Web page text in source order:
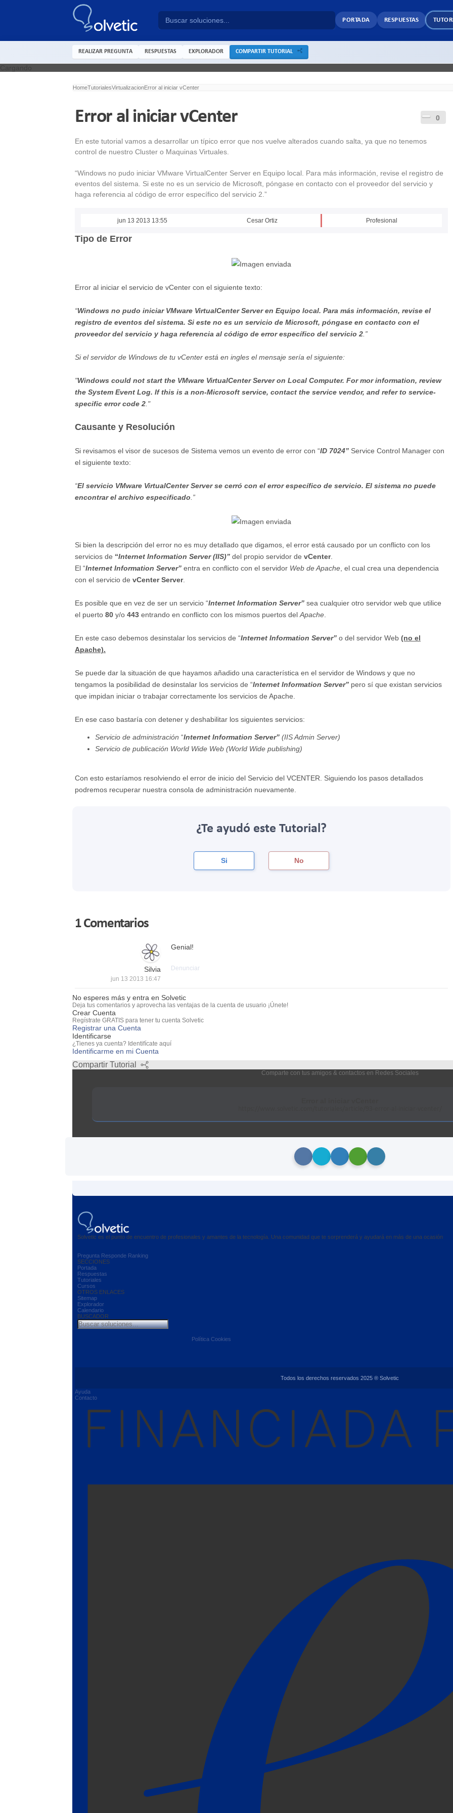
PORTADA RESPUESTAS
REALIZAR PREGUNTA RESPUESTAS EXPLORADOR COMPARTIR TUTORIAL
HomeTutorialesVirtualizacionError al iniciar vCenter
0
Error al iniciar vCenter
En este tutorial vamos a desarrollar un típico error que nos vuelve alterados cuando salta, ya que no tenemos
control de nuestro Cluster o Maquinas Virtuales.
“Windows no pudo iniciar VMware VirtualCenter Server en Equipo local. Para más información, revise el registro de
eventos del sistema. Si este no es un servicio de Microsoft, póngase en contacto con el proveedor del servicio y
haga referencia al código de error específico del servicio 2.”
jun 13 2013 13:55 Cesar Ortiz Profesional
Tipo de Error
Error al iniciar el servicio de vCenter con el siguiente texto:
“Windows no pudo iniciar VMware VirtualCenter Server en Equipo local. Para más información, revise el
registro de eventos del sistema. Si este no es un servicio de Microsoft, póngase en contacto con el
proveedor del servicio y haga referencia al código de error específico del servicio 2 .”
Si el servidor de Windows de tu vCenter está en ingles el mensaje sería el siguiente:
"Windows could not start the VMware VirtualCenter Server on Local Computer. For mor information, review
the System Event Log. If this is a non-Microsoft service, contact the service vendor, and refer to service-
specific error code 2 ."
Causante y Resolución
Si revisamos el visor de sucesos de Sistema vemos un evento de error con “ID 7024” Service Control Manager con
el siguiente texto:
“El servicio VMware VirtualCenter Server se cerró con el error específico de servicio. El sistema no puede
encontrar el archivo especificado .”
Si bien la descripción del error no es muy detallado que digamos, el error está causado por un conflicto con los
servicios de “Internet Information Server (IIS)” del propio servidor de vCenter.
El “Internet Information Server” entra en conflicto con el servidor Web de Apache , el cual crea una dependencia
con el servicio de vCenter Server.
Es posible que en vez de ser un servicio “Internet Information Server” sea cualquier otro servidor web que utilice
el puerto 80 y/o 443 entrando en conflicto con los mismos puertos del Apache
En este caso debemos desinstalar los servicios de “Internet Information Server” o del servidor Web (no el
Apache).
Se puede dar la situación de que hayamos añadido una característica en el servidor de Windows y que no
tengamos la posibilidad de desinstalar los servicios de “Internet Information Server” pero sí que existan servicios
que impidan iniciar o trabajar correctamente los servicios de Apache.
En ese caso bastaría con detener y deshabilitar los siguientes servicios:
Servicio de administración “Internet Information Server” (IIS Admin Server)
Servicio de publicación World Wide Web (World Wide publishing)
Con esto estaríamos resolviendo el error de inicio del Servicio del VCENTER. Siguiendo los pasos detallados
podremos recuperar nuestra consola de administración nuevamente.
¿Te ayudó este Tutorial?
Si No
1 Comentarios
Silvia
jun 13 2013 16:47
Genial!
Denunciar
No esperes más y entra en Solvetic
Deja tus comentarios y aprovecha las ventajas de la cuenta de usuario ¡Únete!
Crear Cuenta
Regístrate GRATIS para tener tu cuenta Solvetic
Registrar una Cuenta
Identificarse
¿Tienes ya cuenta? Identifícate aquí
Identificarme en mi Cuenta
Compartir Tutorial
Comparte con tus amigos & contactos en Redes Sociales
Solvetic es el punto de encuentro de profesionales y amantes de la tecnología. Una comunidad que te sorprenderá y ayudará en más de una ocasión
Pregunta Responde Ranking
SECCIONES
Portada
Respuestas
Tutoriales
Cursos
OTROS ENLACES
Sitemap
Explorador
Calendario
BUSCADOR
Política Cookies
Todos los derechos reservados 2025 ® Solvetic
Ayuda
Contacto